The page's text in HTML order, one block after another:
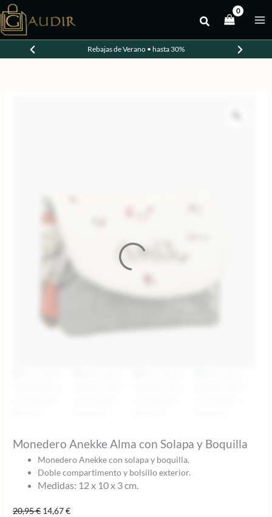
al
contenido
Rebajas de Verano • hasta 30%
-30%
Monedero Anekke Alma con Solapa y Boquilla
Monedero Anekke con solapa y boquilla.
Doble compartimento y bolsillo exterior.
Medidas: 12 x 10 x 3 cm.
20,95€ El
14,67€El